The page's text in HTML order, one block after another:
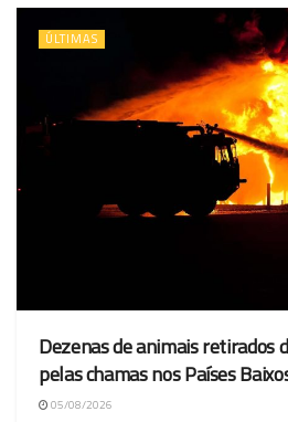
ÚLTIMAS
Dezenas de animais retirados
pelas chamas nos Países
05/08/2026